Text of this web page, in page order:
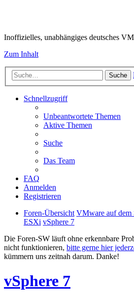
Inoffizielles, unabhängiges deutsches
Zum Inhalt
Suche
Schnellzugriff
Unbeantwortete Themen
Aktive Themen
Suche
Das Team
FAQ
Anmelden
Registrieren
Foren-Übersicht VMware auf dem
ESXi vSphere 7
Die Foren-SW läuft ohne erkennbare
nicht funktionieren, bitte gerne hier
kümmern uns zeitnah darum. Danke!
vSphere 7